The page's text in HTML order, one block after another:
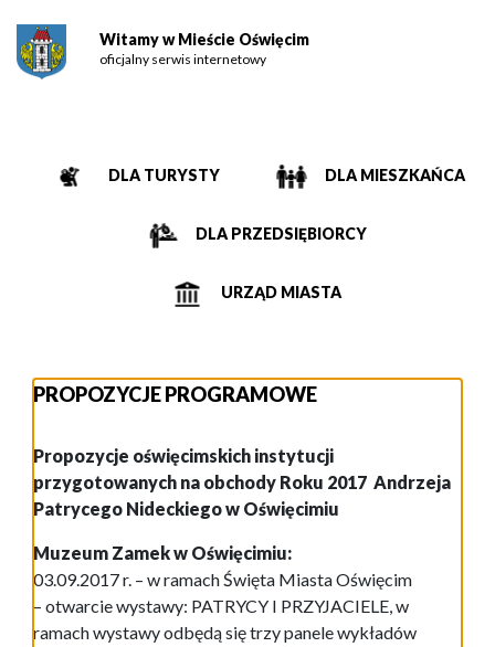
Witamy w Mieście Oświęcim
oficjalny serwis internetowy
DLA TURYSTY DLA MIESZKAŃCA
DLA PRZEDSIĘBIORCY
URZĄD MIASTA
PROPOZYCJE PROGRAMOWE
Propozycje oświęcimskich instytucji
przygotowanych na obchody Roku 2017 Andrzeja
Patrycego Nideckiego w Oświęcimiu
Muzeum Zamek w Oświęcimiu:
03.09.2017 r. – w ramach Święta Miasta Oświęcim
– otwarcie wystawy: PATRYCY I PRZYJACIELE, w
ramach wystawy odbędą się trzy panele wykładów